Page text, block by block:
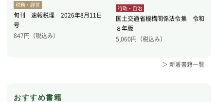
税務・経営
旬刊 速報税理 2026年8月11日
号
847円（税込み）
行政・自治
国土交通省機構関係法令集 令和
８年版
5,060円（税込み）
＞ 新着書籍一覧
おすすめ書籍